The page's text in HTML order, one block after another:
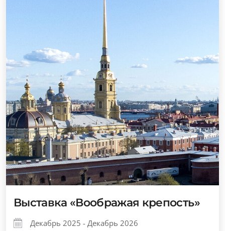
Выставка «Воображая крепость»
Декабрь 2025 - Декабрь 2026